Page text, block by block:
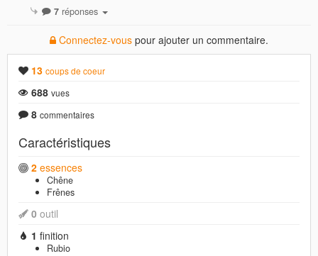
7 réponses
Connectez-vous pour ajouter un commentaire.
13 coups de coeur
688 vues
8 commentaires
Caractéristiques
2 essences
Chêne
Frênes
0 outil
1 finition
Rubio